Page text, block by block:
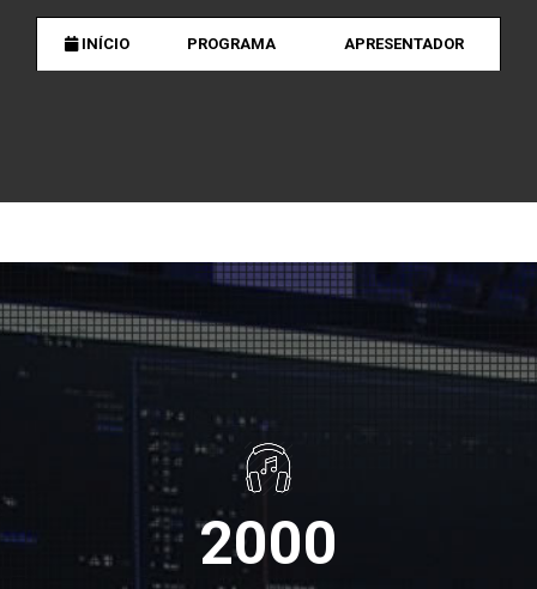
INÍCIO PROGRAMA APRESENTADOR
2000